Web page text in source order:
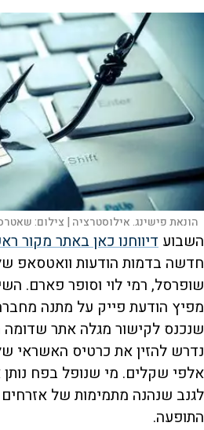
הונאת פישינג. אילוסטרציה | צילום:
השבוע דיווחנו כאן באתר מקור
חדשה בדמות הודעות וואטסאפ
שופרסל, רמי לוי וסופר פארם.
מפיץ הודעת פייק על מתנה
שנכנס לקישור מגלה אתר שדומה
נדרש להזין את כרטיס האשראי
אלפי שקלים. מי שנופל בפח
לגנב שנהנה מתמימות של
התופעה.